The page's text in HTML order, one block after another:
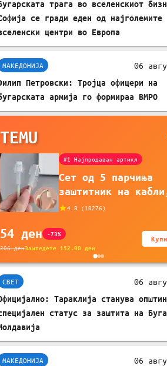
трага во вселенскиот
се гради еден од најголемите
центри во Европа
МАКЕДОНИЈА 06
Петровски: Тројца офицери на
армија го формираа ВМРО
TEMU
#1 Најпродаван артикл
Сет од 5 парчиња
заштитник на
прекривка за
за заштита на
без батерија, за
мобилни телефони,
4.8 ( 10276)
54 ден -73%
206денЗаштедете 152.00 ден
СВЕТ 06
Тараклија станува
статус за заштита на
МАКЕДОНИЈА 06